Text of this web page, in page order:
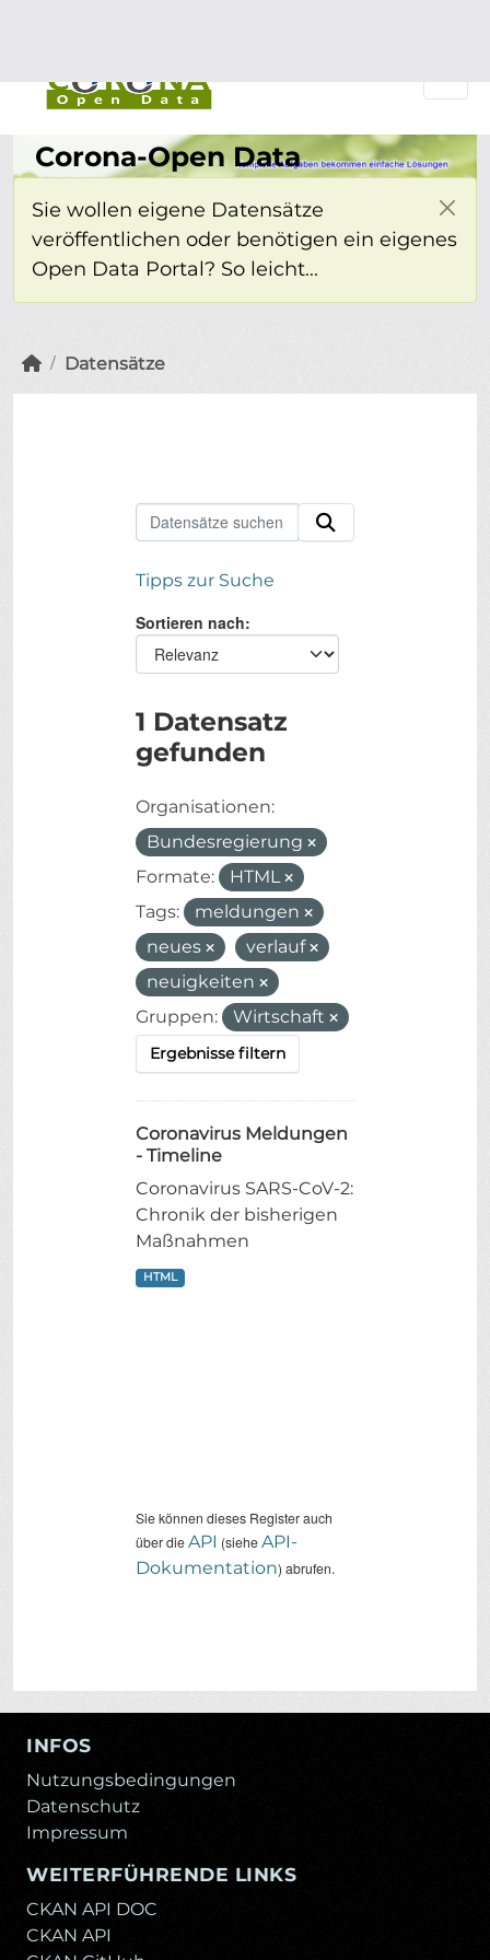
Corona-Open Data
Sie wollen eigene Datensätze
veröffentlichen oder benötigen ein eigenes
Open Data Portal? So leicht...
Datensätze
Tipps zur Suche
Sortieren nach
1 Datensatz
gefunden
Organisationen:
Bundesregierung
Formate:
HTML
Tags:
meldungen
neues
verlauf
neuigkeiten
Gruppen:
Wirtschaft
Ergebnisse filtern
Coronavirus Meldungen
- Timeline
Coronavirus SARS-CoV-2:
Chronik der bisherigen
Maßnahmen
HTML
Sie können dieses Register auch
über dieAPI (sieheAPI-
Dokumentation) abrufen.
INFOS
Nutzungsbedingungen
Datenschutz
Impressum
WEITERFÜHRENDE LINKS
CKAN API DOC
CKAN API